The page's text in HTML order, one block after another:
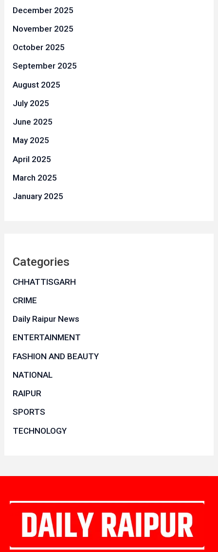
December 2025
November 2025
October 2025
September 2025
August 2025
July 2025
June 2025
May 2025
April 2025
March 2025
January 2025
Categories
CHHATTISGARH
CRIME
Daily Raipur News
ENTERTAINMENT
FASHION AND BEAUTY
NATIONAL
RAIPUR
SPORTS
TECHNOLOGY